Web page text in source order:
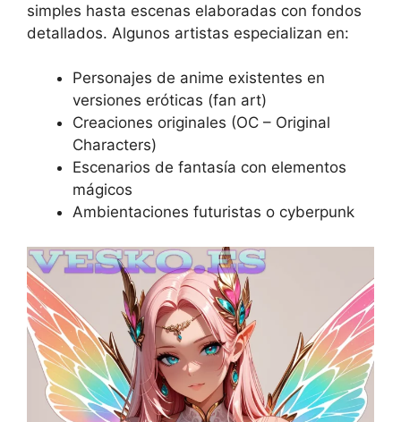
simples hasta escenas elaboradas con fondos
detallados. Algunos artistas especializan en:
Personajes de anime existentes en
versiones eróticas (fan art)
Creaciones originales (OC – Original
Characters)
Escenarios de fantasía con elementos
mágicos
Ambientaciones futuristas o cyberpunk